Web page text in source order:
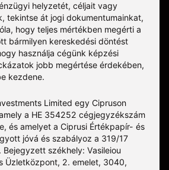
helyzetét, céljait vagy
tekintse át jogi dokumentumainkat,
hogy teljes mértékben megérti a
bármilyen kereskedési döntést
használja cégünk képzési
jobb megértése érdekében,
kezdene.
Limited egy Cipruson
a HE 354252 cégjegyzékszám
és amelyet a Ciprusi Értékpapír- és
jóvá és szabályoz a 319/17
székhely: Vasileiou
Üzletközpont, 2. emelet, 3040,